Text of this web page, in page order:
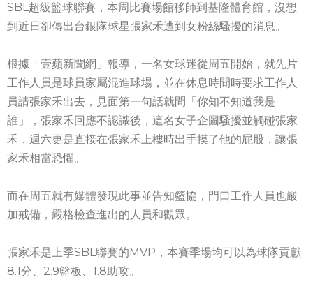
SBL超級籃球聯賽，本周比賽場館移師到基隆體育館，沒想
到近日卻傳出台銀隊球星張家禾遭到女粉絲騷擾的消息。
根據「壹蘋新聞網」報導，一名女球迷從周五開始，就先片
工作人員是球員家屬混進球場，並在休息時間時要求工作人
員請張家禾出去，見面第一句話就問「你知不知道我是
誰」，張家禾回應不認識後，這名女子企圖騷擾並觸碰張家
禾，週六更是直接在張家禾上樓時出手摸了他的屁股，讓張
家禾相當恐懼。
而在周五就有媒體發現此事並告知籃協，門口工作人員也嚴
加戒備，嚴格檢查進出的人員和觀眾。
張家禾是上季SBL聯賽的MVP，本賽季場均可以為球隊貢獻
8.1分、2.9籃板、1.8助攻。